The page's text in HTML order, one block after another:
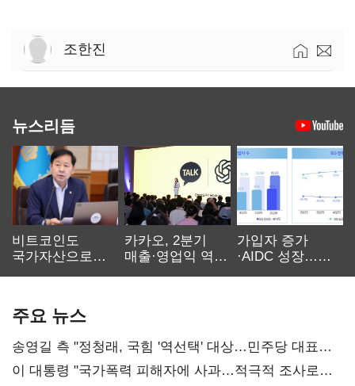
조한진
뉴스리듬
비트코인도
국가자산으로…'
카카오, 2분기
매출·영업익 역대
가입자 증가
·AIDC 성장…
주요 뉴스
송영길 측 "정청래, 국힘 '역선택' 대상…민주당 대표로
총선 지휘 못해"
이 대통령 "국가폭력 피해자에 사과…적극적 조사로